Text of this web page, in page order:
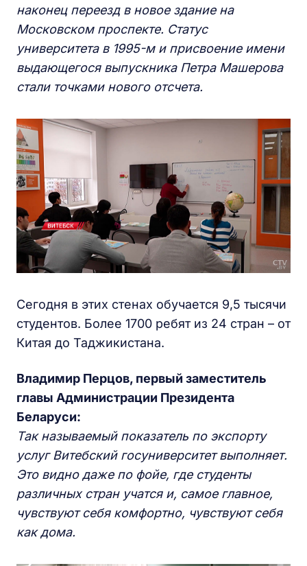
наконец переезд в новое здание на
Московском проспекте. Статус
университета в 1995-м и присвоение имени
выдающегося выпускника Петра Машерова
стали точками нового отсчета.
Сегодня в этих стенах обучается 9,5 тысячи
студентов. Более 1700 ребят из 24 стран – от
Китая до Таджикистана.
Владимир Перцов, первый заместитель
главы Администрации Президента
Беларуси:
Так называемый показатель по экспорту
услуг Витебский госуниверситет выполняет.
Это видно даже по фойе, где студенты
различных стран учатся и, самое главное,
чувствуют себя комфортно, чувствуют себя
как дома.